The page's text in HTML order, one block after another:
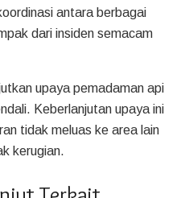
antara berbagai
dari insiden semacam
upaya pemadaman api
Keberlanjutan upaya ini
tidak meluas ke area lain
kerugian.